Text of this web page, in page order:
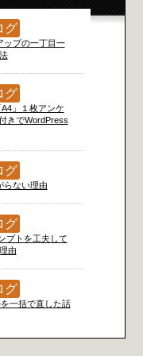
グ
ップの一丁目一
グ
」１枚アンケ
きでWordPress
グ
らない理由
グ
プトを工夫して
由
グ
一括で直した話